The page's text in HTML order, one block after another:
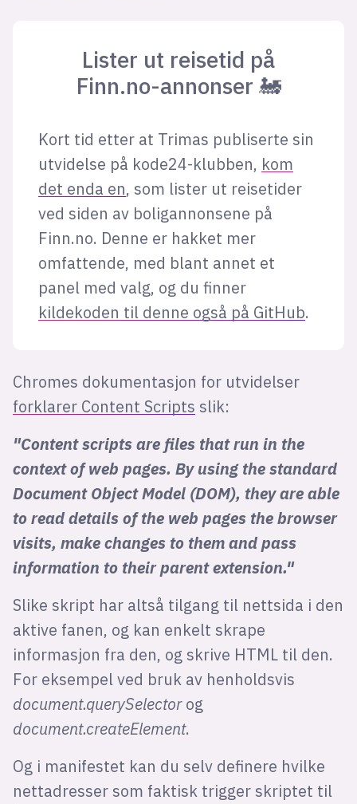
Lister ut reisetid på
Finn.no-annonser 🚂
Kort tid etter at Trimas publiserte sin
utvidelse på kode24-klubben, kom
det enda en, som lister ut reisetider
ved siden av boligannonsene på
Finn.no. Denne er hakket mer
omfattende, med blant annet et
panel med valg, og du finner
kildekoden til denne også på GitHub.
Chromes dokumentasjon for utvidelser
forklarer Content Scripts slik:
"Content scripts are files that run in the
context of web pages. By using the standard
Document Object Model (DOM), they are able
to read details of the web pages the browser
visits, make changes to them and pass
information to their parent extension."
Slike skript har altså tilgang til nettsida i den
aktive fanen, og kan enkelt skrape
informasjon fra den, og skrive HTML til den.
For eksempel ved bruk av henholdsvis
document.querySelectorog
document.createElement.
Og i manifestet kan du selv definere hvilke
nettadresser som faktisk trigger skriptet til